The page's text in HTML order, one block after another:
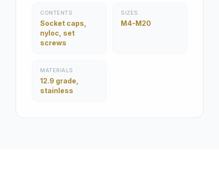
CONTENTS
Socket caps,
nyloc, set
screws
SIZES
M4-M20
MATERIALS
12.9 grade,
stainless